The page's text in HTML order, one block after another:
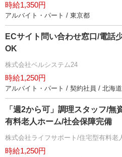
時給1,350円
アルバイト・パート / 東京都
ECサイト問い合わせ窓口/電話
OK
株式会社ベルシステム24
時給1,250円
アルバイト・パート / 契約社員 / 北海道
「週2から可」調理スタッフ/無
有料老人ホーム/社会保障完備
株式会社ライフサポート/住宅型有料老
時給1,250円